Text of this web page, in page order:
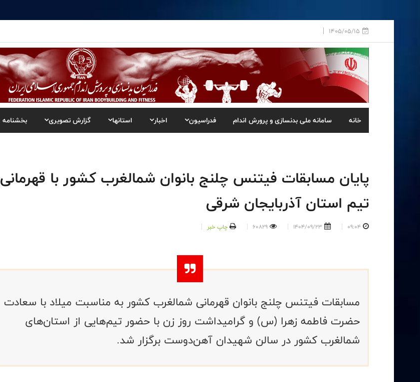
1405/05/15
خانه سامانه ملی بدنسازی و پرورش اندام فدراسیون اخبار استانها گزارش تصویری بخشنامه
پایان مسابقات فیتنس چلنج بانوان شمالغرب کشور با قهرمانی
تیم استان آذربایجان شرقی
09:04
1404/09/23
60829 چاپ خبر
مسابقات فیتنس چلنج بانوان قهرمانی شمالغرب کشور به مناسبت میلاد با سعادت
حضرت فاطمه زهرا (س) و گرامیداشت روز زن با حضور تیم‌هایی از استان‌های
شمالغرب کشور در سالن شهیدان آهن‌دوست برگزار شد.